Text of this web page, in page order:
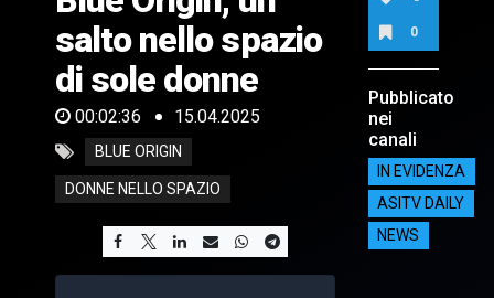
seconds
salto nello spazio
di sole donne
00:02:36 15.04.2025
BLUE ORIGIN
DONNE NELLO SPAZIO
0
Pubblicato
nei
canali
IN EVIDENZA
ASITV DAILY
NEWS